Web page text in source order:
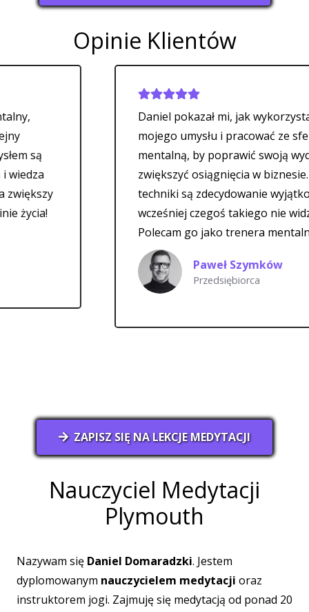
Opinie Klientów
Daniel pokazał mi, jak wykorzystać siłę
mojego umysłu i pracować ze sferą
mentalną, by poprawić swoją wydajność i
zwiększyć osiągnięcia w biznesie. Jego
techniki są zdecydowanie wyjątkowe –
wcześniej czegoś takiego nie widziałem.
Polecam go jako trenera mentalnego.
Paweł Szymków
Przedsiębiorca
ZAPISZ SIĘ NA LEKCJE MEDYTACJI
Nauczyciel Medytacji
Plymouth
Nazywam się Daniel Domaradzki. Jestem
dyplomowanym nauczycielem medytacji oraz
instruktorem jogi. Zajmuję się medytacją od ponad 20